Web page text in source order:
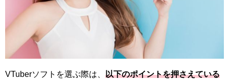
VTuberソフトを選ぶ際は、 以下のポイントを押さえている